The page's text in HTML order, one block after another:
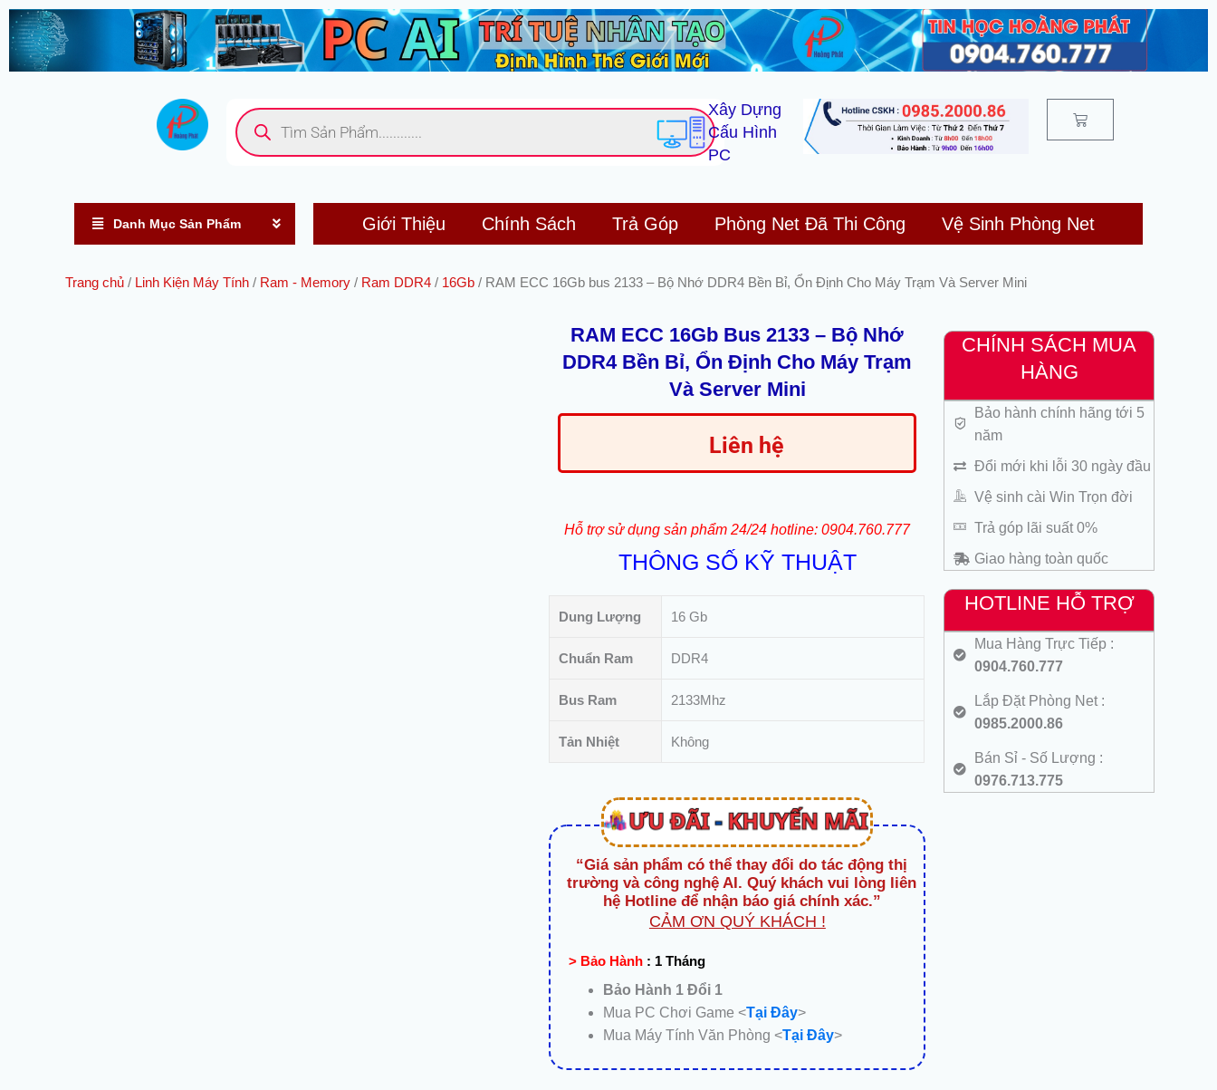
Nhảy
tới
Tìm
kiếm
sản
phẩm
Xây Dựng
Cấu Hình
PC
Cart
Danh Mục Sản Phẩm Giới Thiệu Chính Sách Trả Góp Phòng Net Đã Thi Công Vệ Sinh Phòng Net
Trang chủ / Linh Kiện Máy Tính / Ram - Memory / Ram DDR4 / 16Gb / RAM ECC 16Gb bus 2133 – Bộ Nhớ DDR4 Bền Bỉ, Ổn Định Cho Máy Trạm Và Server Mini
RAM ECC 16Gb Bus 2133 – Bộ Nhớ
DDR4 Bền Bỉ, Ổn Định Cho Máy Trạm
Và Server Mini
Liên hệ
Hỗ trợ sử dụng sản phẩm 24/24 hotline: 0904.760.777
THÔNG SỐ KỸ THUẬT
Dung Lượng 16 Gb
Chuẩn Ram DDR4
Bus Ram 2133Mhz
Tản Nhiệt Không
“Giá sản phẩm có thể thay đổi do tác động thị
trường và công nghệ AI. Quý khách vui lòng liên
hệ Hotline để nhận báo giá chính xác.”
CẢM ƠN QUÝ KHÁCH !
> Bảo Hành : 1 Tháng
Bảo Hành 1 Đổi 1
Mua PC Chơi Game <Tại Đây>
Mua Máy Tính Văn Phòng <Tại Đây>
CHÍNH SÁCH MUA
HÀNG
Bảo hành chính hãng tới 5
năm
Đổi mới khi lỗi 30 ngày đầu
Vệ sinh cài Win Trọn đời
Trả góp lãi suất 0%
Giao hàng toàn quốc
HOTLINE HỖ TRỢ
Mua Hàng Trực Tiếp :
0904.760.777
Lắp Đặt Phòng Net :
0985.2000.86
Bán Sỉ - Số Lượng :
0976.713.775